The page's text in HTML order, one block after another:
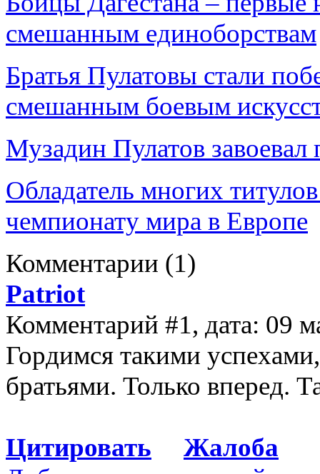
смешанным единоборствам
Братья Пулатовы стали
смешанным боевым
Музадин Пулатов
Обладатель многих
чемпионату мира в Европе
Комментарии (1)
Patriot
Комментарий #1, дата: 09
Гордимся такими
братьями. Только вперед.
Цитировать
Жалоба